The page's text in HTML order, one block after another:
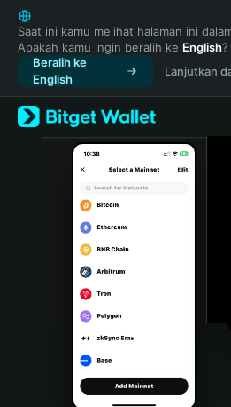
English
日本語
Tiếng Việt
Русский
Español (Latinoamérica)
Türkçe
Italiano
Português (Portugal)
Bahasa Indonesia
Português (Brasil)
Español (Argentina)
Saat ini kamu melihat halaman ini
Apakah kamu ingin beralih ke English?
Beralih ke
English
Lanjutkan